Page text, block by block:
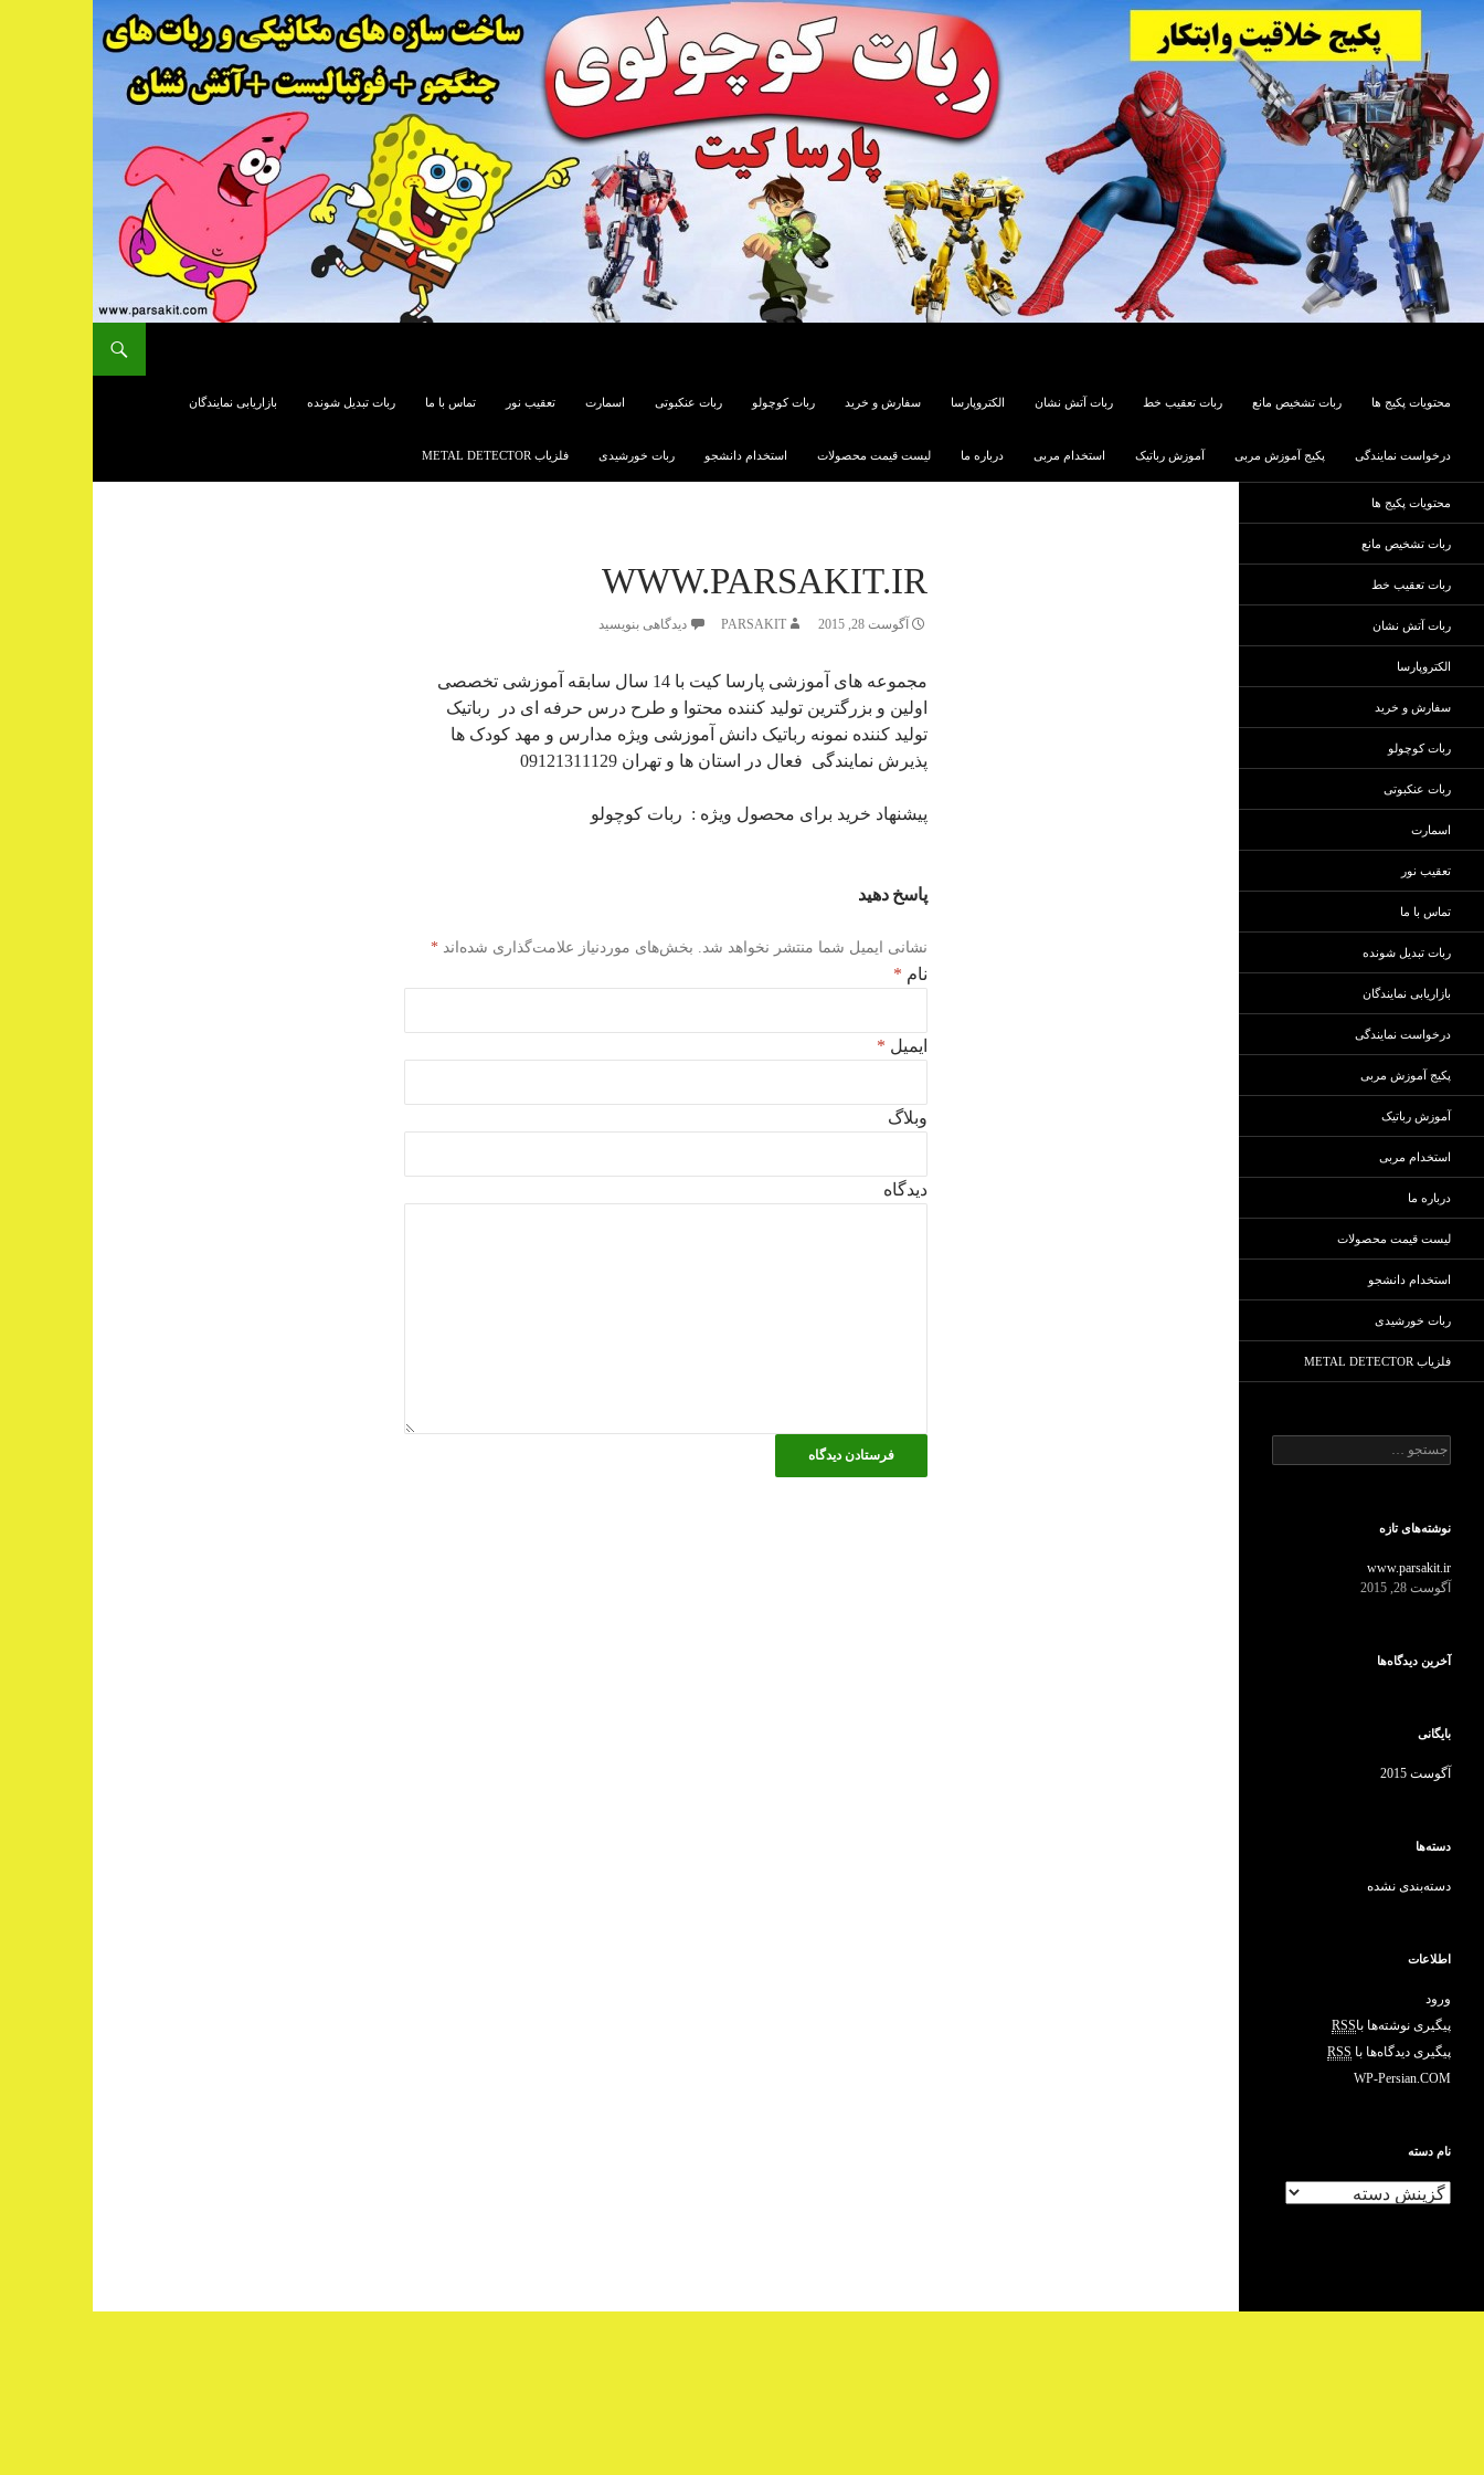
محتویات پکیج ها
ربات تشخیص مانع ربات تعقیب خط ربات آتش نشان الکتروپارسا سفارش و خرید ربات کوچولو ربات عنکبوتی اسمارت تعقیب نور تماس با ما ربات تبدیل شونده بازاریابی نمایندگان
درخواست نمایندگی پکیج آموزش مربی آموزش رباتیک استخدام مربی درباره ما لیست قیمت محصولات استخدام دانشجو ربات خورشیدی فلزیاب METAL DETECTOR
WWW.PARSAKIT.IR
آگوست 28, 2015 PARSAKIT دیدگاهی بنویسید
مجموعه های آموزشی پارسا کیت با 14 سال سابقه آموزشی تخصصی
اولین و بزرگترین تولید کننده محتوا و طرح درس حرفه ای در رباتیک
تولید کننده نمونه رباتیک دانش آموزشی ویژه مدارس و مهد کودک ها
پذیرش نمایندگی فعال در استان ها و تهران 09121311129
پیشنهاد خرید برای محصول ویژه : ربات کوچولو
پاسخ دهید
نشانی ایمیل شما منتشر نخواهد شد. بخش‌های موردنیاز علامت‌گذاری شده‌اند *
نام *
ایمیل *
وبلاگ
دیدگاه
محتویات پکیج ها
ربات تشخیص مانع
ربات تعقیب خط
ربات آتش نشان
الکتروپارسا
سفارش و خرید
ربات کوچولو
ربات عنکبوتی
اسمارت
تعقیب نور
تماس با ما
ربات تبدیل شونده
بازاریابی نمایندگان
درخواست نمایندگی
پکیج آموزش مربی
آموزش رباتیک
استخدام مربی
درباره ما
لیست قیمت محصولات
استخدام دانشجو
ربات خورشیدی
فلزیاب METAL DETECTOR
ج
س
و
ر
ا
نوشته‌های تازه
www.parsakit.ir
آگوست 28, 2015
آخرین دیدگاه‌ها
بایگانی
آگوست 2015
دسته‌ها
دسته‌بندی نشده
اطلاعات
ورود
پیگیری نوشته‌ها باRSS
پیگیری دیدگاه‌ها با RSS
WP-Persian.COM
نام دسته
ه